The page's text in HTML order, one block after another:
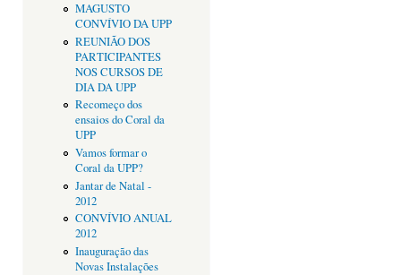
MAGUSTO
CONVÍVIO DA UPP
REUNIÃO DOS
PARTICIPANTES
NOS CURSOS DE
DIA DA UPP
Recomeço dos
ensaios do Coral da
UPP
Vamos formar o
Coral da UPP?
Jantar de Natal -
2012
CONVÍVIO ANUAL
2012
Inauguração das
Novas Instalações